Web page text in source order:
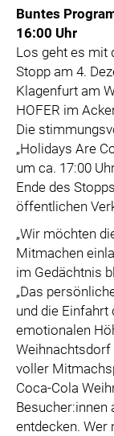
Buntes
16:00 Uhr
Los geht es mit
Stopp am 4.
Klagenfurt am
HOFER im
Die
„Holidays Are
um ca. 17:00
Ende des
öffentlichen
„Wir möchten
Mitmachen
im Gedächtnis
„Das
und die Einfahrt
emotionalen
Weihnachtsdorf
voller
Coca-Cola
Besucher:innen
entdecken. Wer